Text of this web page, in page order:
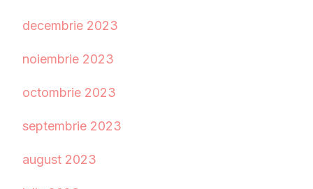
decembrie 2023
noiembrie 2023
octombrie 2023
septembrie 2023
august 2023